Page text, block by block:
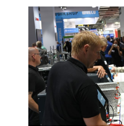
Suomen
Autolehti
4/24
ilmestyy!